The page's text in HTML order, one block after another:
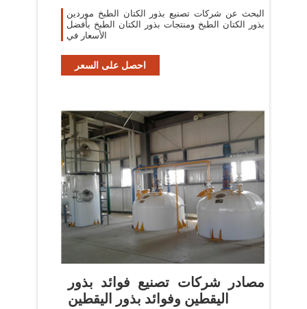
البحث عن شركات تصنيع بذور الكتان الطبخ موردين
بذور الكتان الطبخ ومنتجات بذور الكتان الطبخ بأفضل
الأسعار في
احصل على السعر
مصادر شركات تصنيع فوائد بذور
اليقطين وفوائد بذور اليقطين